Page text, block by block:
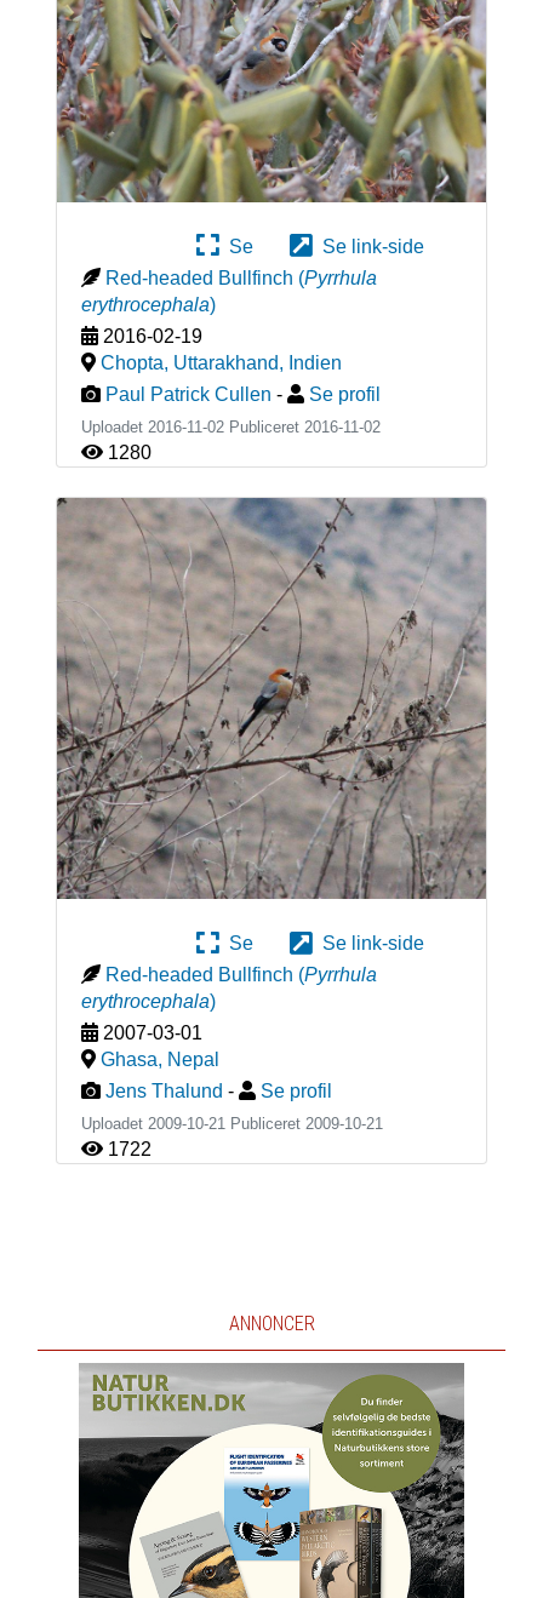
Se
Se link-side
Red-headed Bullfinch (Pyrrhula
erythrocephala)
2016-02-19
Chopta, Uttarakhand, Indien
Paul Patrick Cullen - Se profil
Uploadet 2016-11-02 Publiceret 2016-11-02
1280
Se
Se link-side
Red-headed Bullfinch (Pyrrhula
erythrocephala)
2007-03-01
Ghasa, Nepal
Jens Thalund - Se profil
Uploadet 2009-10-21 Publiceret 2009-10-21
1722
ANNONCER